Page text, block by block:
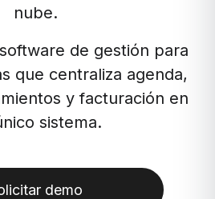
nube.
de gestión para
que centraliza agenda,
y facturación en
sistema.
demo